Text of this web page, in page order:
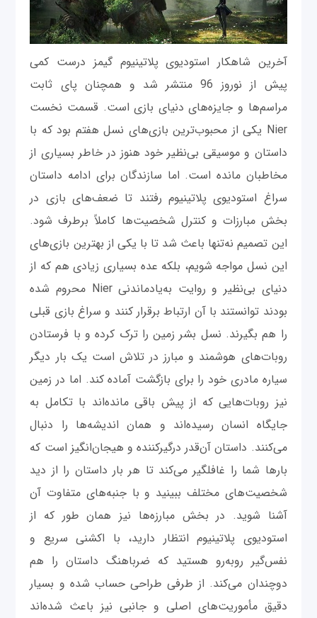
آخرین شاهکار استودیوی پلاتینیوم گیمز درست کمی
پیش از نوروز 96 منتشر شد و همچنان پای ثابت
مراسم‌ها و جایزه‌های دنیای بازی است. قسمت نخست
Nier یکی از محبوب‌ترین بازی‌های نسل هفتم بود که با
داستان و موسیقی بی‌نظیر خود هنوز در خاطر بسیاری از
مخاطبان مانده است. اما سازندگان برای ادامه داستان
سراغ استودیوی پلاتینیوم رفتند تا ضعف‌های بازی در
بخش مبارزات و کنترل شخصیت‌ها کاملاً برطرف شود.
این تصمیم نه‌تنها باعث شد تا با یکی از بهترین بازی‌های
این نسل مواجه شویم، بلکه عده بسیاری زیادی هم که از
دنیای بی‌نظیر و روایت به‌یادماندنی Nier محروم شده
بودند توانستند با آن ارتباط برقرار کنند و سراغ بازی قبلی
را هم بگیرند. نسل بشر زمین را ترک کرده و با فرستادن
روبات‌های هوشمند و مبارز در تلاش است یک بار دیگر
سیاره مادری خود را برای بازگشت آماده کند. اما در زمین
نیز روبات‌هایی که از پیش باقی ‌مانده‌اند با تکامل به
جایگاه انسان رسیده‌اند و همان اندیشه‌ها را دنبال
می‌کنند. داستان آن‌قدر درگیرکننده و هیجان‌انگیز است که
بارها شما را غافلگیر می‌کند تا هر بار داستان را از دید
شخصیت‌های مختلف ببینید و با جنبه‌های متفاوت آن
آشنا شوید. در بخش مبارزه‌ها نیز همان‌ طور که از
استودیوی پلاتینیوم انتظار دارید، با اکشنی سریع و
نفس‌گیر روبه‌رو هستید که ضرباهنگ داستان را هم
دوچندان می‌کند. از طرفی طراحی حساب ‌شده و بسیار
دقیق مأموریت‌های اصلی و جانبی نیز باعث شده‌اند